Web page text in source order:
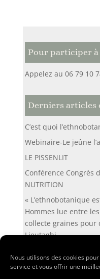
Nous utilisons des cookies
service et vous offrir une
Pour participer
Appelez au 06 79 10
Derniers articles
C’est quoi
Webinaire-Le jeûne
LE PISSENLIT
Conférence Congrès
NUTRITION
« L’ethnobotanique
Hommes lue entre
collecte graines pour
Lieutaghi